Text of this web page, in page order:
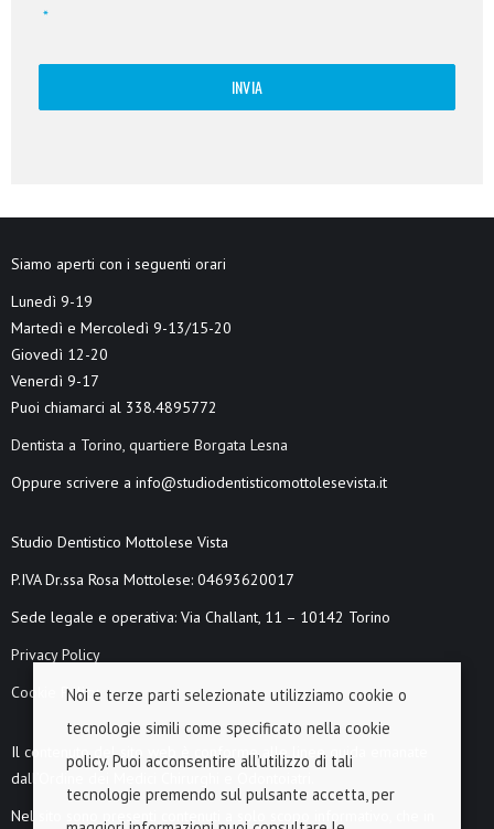
*
Siamo aperti con i seguenti orari
Lunedì 9-19
Martedì e Mercoledì 9-13/15-20
Giovedì 12-20
Venerdì 9-17
Puoi chiamarci al 338.4895772
Dentista a Torino, quartiere Borgata Lesna
Oppure scrivere a info@studiodentisticomottolesevista.it
Studio Dentistico Mottolese Vista
P.IVA Dr.ssa Rosa Mottolese: 04693620017
Sede legale e operativa: Via Challant, 11 – 10142 Torino
Privacy Policy
Cookie Policy
Il contenuto del sito web è conforme alle linee guida emanate
dall’Ordine dei Medici Chirurghi e Odontoiatri.
Nel sito sono presenti contenuti a solo scopo informativo, che in
Noi e terze parti selezionate utilizziamo cookie o
tecnologie simili come specificato nella cookie
policy. Puoi acconsentire all’utilizzo di tali
tecnologie premendo sul pulsante accetta, per